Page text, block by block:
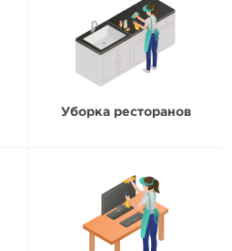
Уборка ресторанов